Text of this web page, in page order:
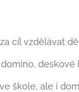
cíl vzdělávat
deskové
škole, ale i